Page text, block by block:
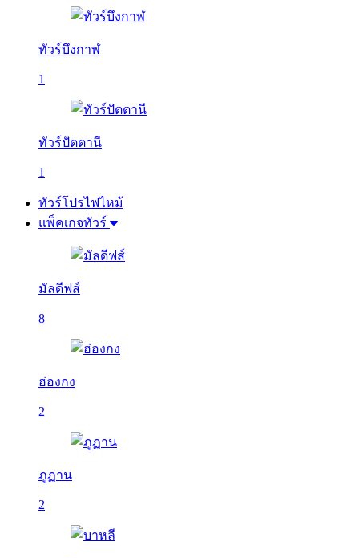
ทัวร์บึงกาฬ
1
ทัวร์ปัตตานี
1
ทัวร์โปรไฟไหม้
แพ็คเกจทัวร์
มัลดีฟส์
8
ฮ่องกง
2
ภูฏาน
2